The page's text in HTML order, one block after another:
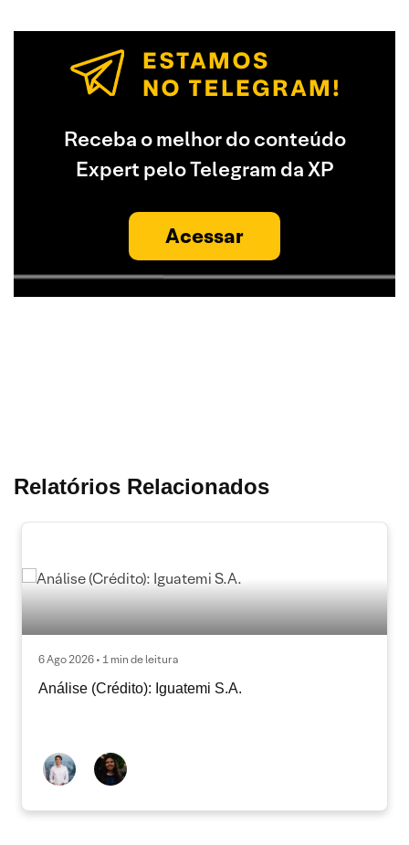
Receba o melhor do conteúdo
Expert pelo Telegram da XP
Acessar
Relatórios Relacionados
6 Ago 2026 • 1 min de leitura
Análise (Crédito): Iguatemi S.A.